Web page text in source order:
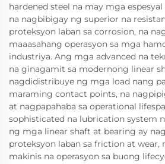
hardened steel na may mga
na nagbibigay ng superior na
proteksyon laban sa corrosion, na
maaasahang operasyon sa mga
industriya. Ang mga advanced na
na ginagamit sa modernong linear
nagdidistribuye ng mga load nang
maraming contact points, na
at nagpapahaba sa operational
sophisticated na lubrication system
ng mga linear shaft at bearing ay
proteksyon laban sa friction at wear,
makinis na operasyon sa buong